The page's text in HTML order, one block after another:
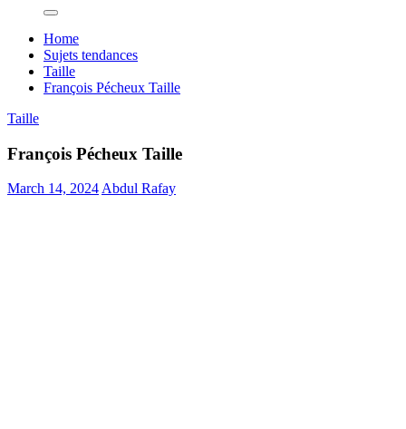
Home
Sujets tendances
Taille
François Pécheux Taille
Taille
François Pécheux Taille
March 14, 2024Abdul Rafay